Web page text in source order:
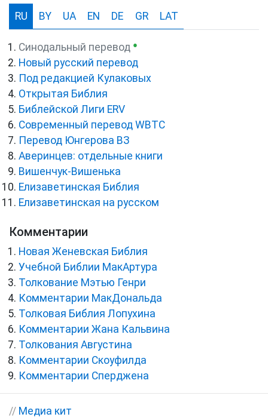
RU BY UA EN DE GR LAT
Синодальный перевод ●
Новый русский перевод
Под редакцией Кулаковых
Открытая Библия
Библейской Лиги ERV
Cовременный перевод WBTC
Перевод Юнгерова ВЗ
Аверинцев: отдельные книги
Вишенчук-Вишенька
Елизаветинская Библия
Елизаветинская на русском
Комментарии
Новая Женевская Библия
Учебной Библии МакАртура
Толкование Мэтью Генри
Комментарии МакДональда
Толковая Библия Лопухина
Комментарии Жана Кальвина
Толкования Августина
Комментарии Скоуфилда
Комментарии Сперджена
// Медиа кит